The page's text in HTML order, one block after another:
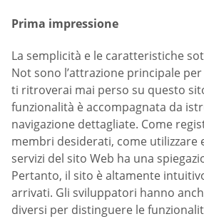
Prima impressione
La semplicità e le caratteristiche
Not sono l’attrazione principale
ti ritroverai mai perso su questo
funzionalità è accompagnata da
navigazione dettagliate. Come
membri desiderati, come utilizzare
servizi del sito Web ha una
Pertanto, il sito è altamente
arrivati. Gli sviluppatori hanno
diversi per distinguere le